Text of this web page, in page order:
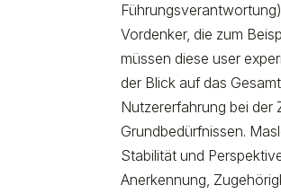
Vordenker, die zum
müssen diese user
der Blick auf das
Nutzererfahrung bei der
Grundbedürfnissen.
Stabilität und
Anerkennung,